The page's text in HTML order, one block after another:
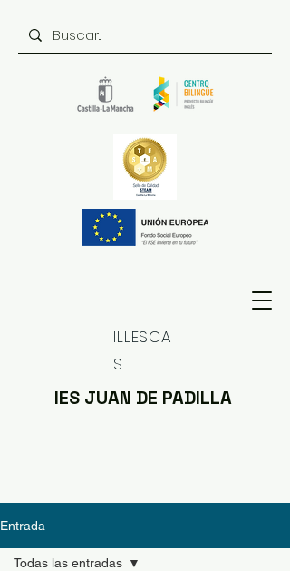
ILLESCA
S
IES JUAN DE PADILLA
Entrada
Todas las entradas